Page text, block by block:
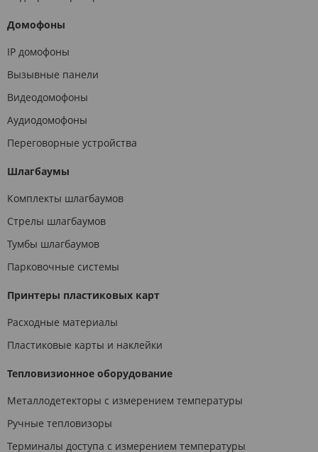
Домофоны
IP домофоны
Вызывные панели
Видеодомофоны
Аудиодомофоны
Переговорные устройства
Шлагбаумы
Комплекты шлагбаумов
Стрелы шлагбаумов
Тумбы шлагбаумов
Парковочные системы
Принтеры пластиковых карт
Расходные материалы
Пластиковые карты и наклейки
Тепловизионное оборудование
Металлодетекторы с измерением температуры
Ручные тепловизоры
Терминалы доступа с измерением температуры